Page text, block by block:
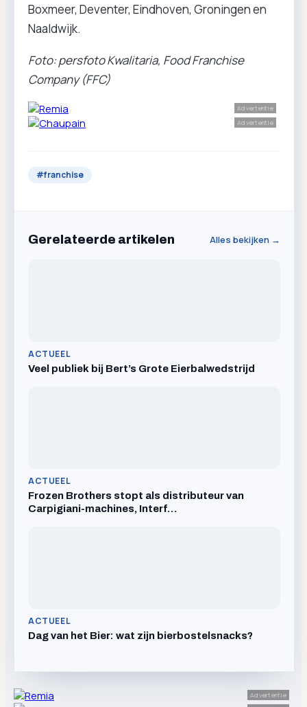
Boxmeer, Deventer, Eindhoven, Groningen en
Naaldwijk.
Foto: persfoto Kwalitaria, Food Franchise
Company (FFC)
Advertentie
Advertentie
#franchise
Gerelateerde artikelen Alles bekijken →
ACTUEEL
Veel publiek bij Bert’s Grote Eierbalwedstrijd
ACTUEEL
Frozen Brothers stopt als distributeur van
Carpigiani-machines, Interf…
ACTUEEL
Dag van het Bier: wat zijn bierbostelsnacks?
Advertentie